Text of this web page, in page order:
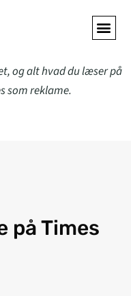
og alt hvad du læser på
som reklame.
på Times